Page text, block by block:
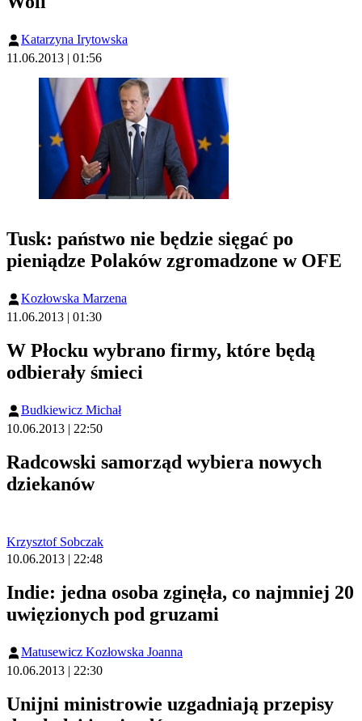
Katarzyna Irytowska
11.06.2013 | 01:56
Tusk: państwo nie będzie sięgać po
pieniądze Polaków zgromadzone w OFE
Kozłowska Marzena
11.06.2013 | 01:30
W Płocku wybrano firmy, które będą
odbierały śmieci
Budkiewicz Michał
10.06.2013 | 22:50
Radcowski samorząd wybiera nowych
dziekanów
Krzysztof Sobczak
10.06.2013 | 22:48
Indie: jedna osoba zginęła, co najmniej 20
uwięzionych pod gruzami
Matusewicz Kozłowska Joanna
10.06.2013 | 22:30
Unijni ministrowie uzgadniają przepisy